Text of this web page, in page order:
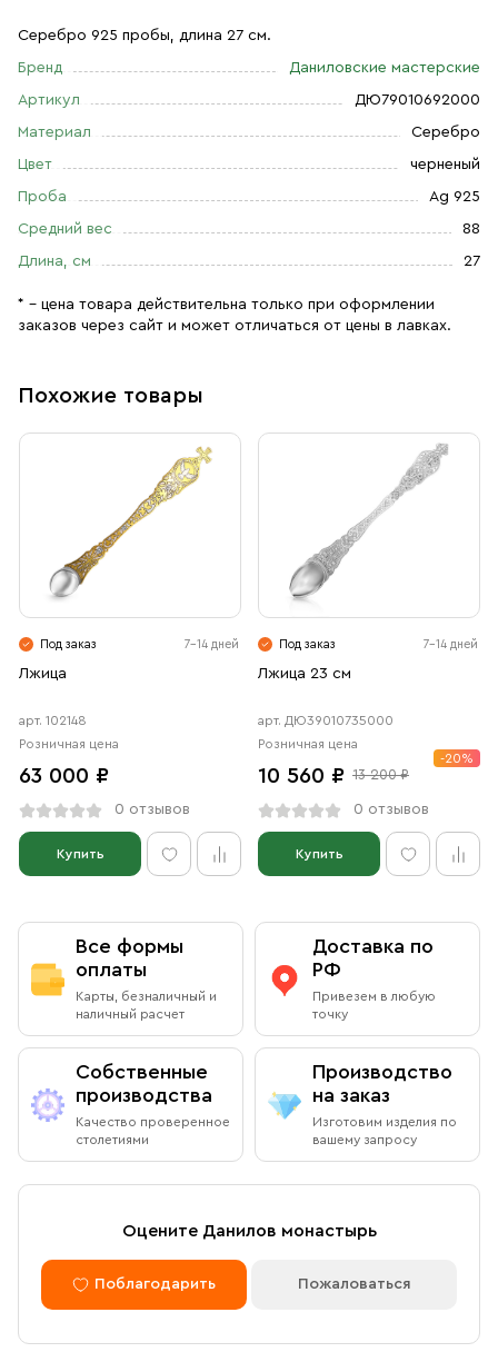
Серебро 925 пробы, длина 27 см.
Бренд Даниловские мастерские
Артикул ДЮ79010692000
Материал Серебро
Цвет черненый
Проба Ag 925
Средний вес 88
Длина, см 27
* – цена товара действительна только при оформлении
заказов через сайт и может отличаться от цены в лавках.
Похожие товары
Под заказ 7-14 дней
Лжица
арт. 102148
Розничная цена
63 000 ₽
0 отзывов
Купить
Под заказ 7-14 дней
Лжица 23 см
арт. ДЮ39010735000
Розничная цена
10 560 ₽ 13 200 ₽
-20%
0 отзывов
Купить
Все формы
оплаты
Карты, безналичный и
наличный расчет
Доставка по
РФ
Привезем в любую
точку
Собственные
производства
Качество проверенное
столетиями
Производство
на заказ
Изготовим изделия по
вашему запросу
Оцените Данилов монастырь
Поблагодарить Пожаловаться